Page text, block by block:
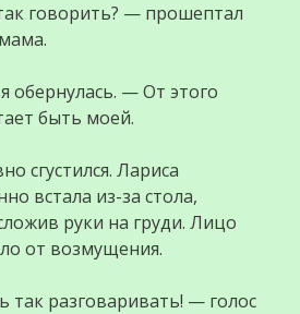
говорить? — прошептал
— От этого
быть моей.
сгустился. Лариса
встала из-за стола,
руки на груди. Лицо
от возмущения.
разговаривать! — голос